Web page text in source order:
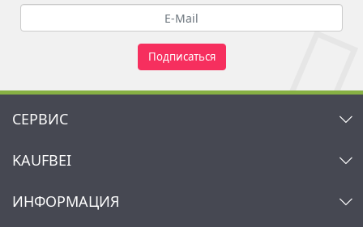
Подписаться
СЕРВИС
Корзина
Мой список желаний
KAUFBEI
Ритейлеры и Производители
ИНФОРМАЦИЯ